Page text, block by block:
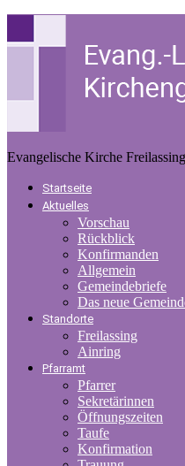
Evangelische Kirche Freilassing
Startseite
Aktuelles
Vorschau
Rückblick
Konfirmanden
Allgemein
Gemeindebriefe
Das neue
Standorte
Freilassing
Ainring
Pfarramt
Pfarrer
Sekretärinnen
Öffnungszeiten
Taufe
Konfirmation